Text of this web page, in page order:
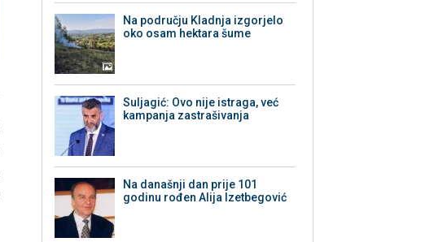
Na području Kladnja izgorjelo
oko osam hektara šume
Suljagić: Ovo nije istraga, već
kampanja zastrašivanja
Na današnji dan prije 101
godinu rođen Alija Izetbegović